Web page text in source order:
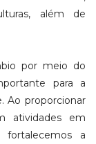
além de
por meio do
para a
Ao proporcionar
atividades em
fortalecemos a